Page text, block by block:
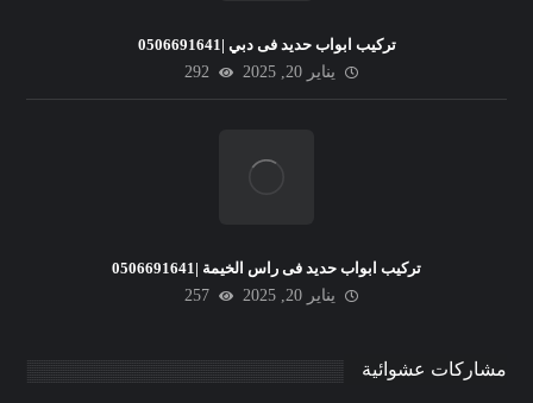
تركيب ابواب حديد فى دبي |0506691641
يناير 20, 2025
292
تركيب ابواب حديد فى راس الخيمة |0506691641
يناير 20, 2025
257
مشاركات عشوائية